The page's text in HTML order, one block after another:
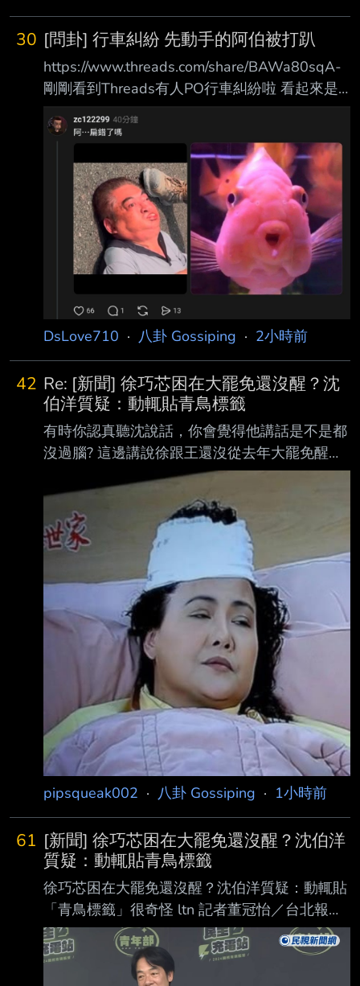
30 [問卦] 行車糾紛 先動手的阿伯被打趴
https://www.threads.com/share/BAWa80sqA-
剛剛看到Threads有人PO行車糾紛啦 看起來是
阿伯先動手 後來直接被打趴 而且地上的阿伯看
起來不太妙 如果阿伯掛了 黑衣男會怎樣？ -- 新
聞出了 阿伯沒死 確定是他先拿刀攻擊別人
DsLove710 · 八卦 Gossiping · 2小時前
42 Re: [新聞] 徐巧芯困在大罷免還沒醒？沈
伯洋質疑：動輒貼青鳥標籤
有時你認真聽沈說話，你會覺得他講話是不是都
沒過腦? 這邊講說徐跟王還沒從去年大罷免醒
來， 但是他前幾天才說大罷免還沒結束:
https://www.fountmedia.io/article/409633#goo
gle_vignette 節錄: 民進黨台北市長候選人沈伯
洋今（3）日出席「台北女聲對話座談會」時談
及女性議題， 直言性別議題還有距離，譬如民
眾黨主席黃國昌跟綠委范雲理論時就會大小聲、
基本的性 別尊重都不完整；他也提到大罷免時
很多街頭衝突都針對女性，並突然有感而發表
示，他 覺得大罷免這項社會運動還
pipsqueak002 · 八卦 Gossiping · 1小時前
61 [新聞] 徐巧芯困在大罷免還沒醒？沈伯洋
質疑：動輒貼青鳥標籤
徐巧芯困在大罷免還沒醒？沈伯洋質疑：動輒貼
「青鳥標籤」很奇怪 ltn 記者董冠怡／台北報導
台北市饒河夜市百年老店「東發號」邀民進黨市
長參選人沈伯洋在牆上簽名，暴露將市長 蔣萬
安之前的簽名遮住，昨天（5日）被網友出征